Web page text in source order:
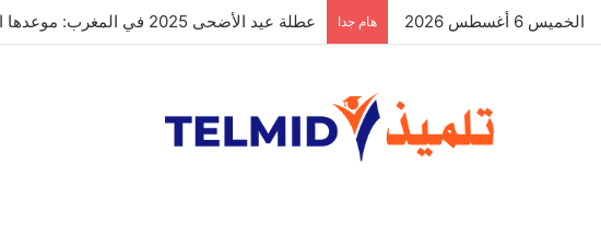
الخميس 6 أغسطس 2026 هام جدا الحركة الانتقالية الوطنية لهيئة التدريس 2025